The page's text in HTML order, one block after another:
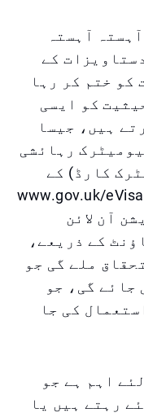
آہستہ
کے
کو ختم کر رہا
کو ایسی
ہیں، جیسا
رہائشی
کارڈ) کے
ذریعے، انہیں فوری طور پر www.gov.uk/eVisa
آن لائن
کے ذریعے،
ملے گی جو
جائے گی، جو
کی جا
اہم ہے جو
رہتے ہیں یا